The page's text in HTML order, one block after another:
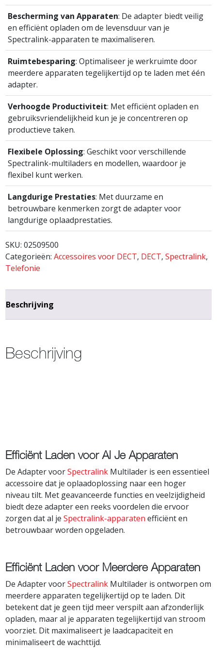
Bescherming van Apparaten: De adapter biedt veilig
en efficiënt opladen om de levensduur van je
Spectralink-apparaten te maximaliseren.
Ruimtebesparing: Optimaliseer je werkruimte door
meerdere apparaten tegelijkertijd op te laden met één
adapter.
Verhoogde Productiviteit: Met efficiënt opladen en
gebruiksvriendelijkheid kun je je concentreren op
productieve taken.
Flexibele Oplossing: Geschikt voor verschillende
Spectralink-multiladers en modellen, waardoor je
flexibel kunt werken.
Langdurige Prestaties: Met duurzame en
betrouwbare kenmerken zorgt de adapter voor
langdurige oplaadprestaties.
SKU:02509500
Categorieën:Accessoires voor DECT, DECT,Spectralink,
Telefonie
Beschrijving
Beschrijving
Efficiënt Laden voor Al Je Apparaten
De Adapter voorSpectralink Multilader is een essentieel
accessoire dat je oplaadoplossing naar een hoger
niveau tilt. Met geavanceerde functies en veelzijdigheid
biedt deze adapter een reeks voordelen die ervoor
zorgen dat al jeSpectralink-apparaten efficiënt en
betrouwbaar worden opgeladen.
Efficiënt Laden voor Meerdere Apparaten
De Adapter voorSpectralink Multilader is ontworpen om
meerdere apparaten tegelijkertijd op te laden. Dit
betekent dat je geen tijd meer verspilt aan afzonderlijk
opladen, maar al je apparaten tegelijkertijd van stroom
voorziet. Dit maximaliseert je laadcapaciteit en
minimaliseert de wachttijd.